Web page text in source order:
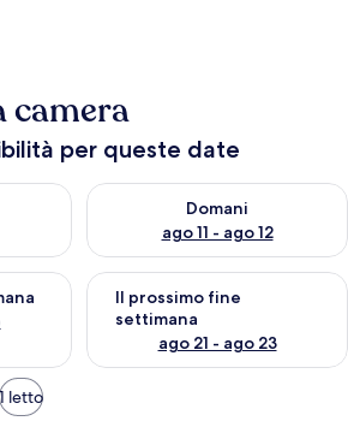
camera
per queste date
questa sera, ago 10 - ago 11
Domani
ago 11 - ago 12
Verifica la disponibilità per
questo fine settimana, ago 14 -
Il prossimo fine
settimana
ago 21 - ago 23
Verifica la disponibilità per il
1 letto